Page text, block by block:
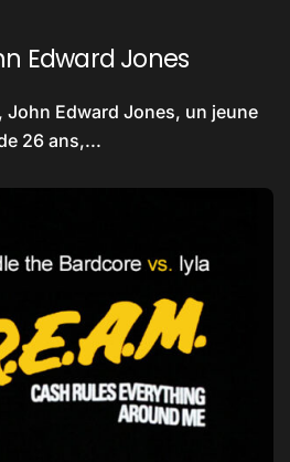
Edward Jones
26 ans,...